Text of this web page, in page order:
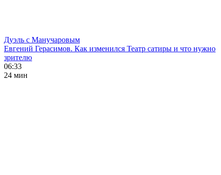
Дуэль с Манучаровым
Евгений Герасимов. Как изменился Театр сатиры и что нужно
зрителю
06:33
24 мин